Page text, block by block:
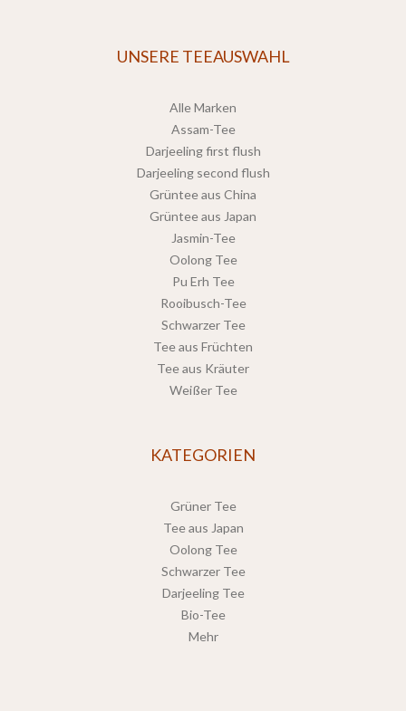
UNSERE TEEAUSWAHL
Alle Marken
Assam-Tee
Darjeeling first flush
Darjeeling second flush
Grüntee aus China
Grüntee aus Japan
Jasmin-Tee
Oolong Tee
Pu Erh Tee
Rooibusch-Tee
Schwarzer Tee
Tee aus Früchten
Tee aus Kräuter
Weißer Tee
KATEGORIEN
Grüner Tee
Tee aus Japan
Oolong Tee
Schwarzer Tee
Darjeeling Tee
Bio-Tee
Mehr